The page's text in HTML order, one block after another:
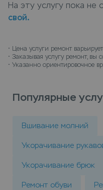
На эту услугу пока не
свой.
• Цена услуги ремонт
• Заказывая услугу ремонт, вы
• Указанно ориентировочное
Популярные
Вшивание молний
Укорачивание
Укорачивание брюк
Ремонт обуви